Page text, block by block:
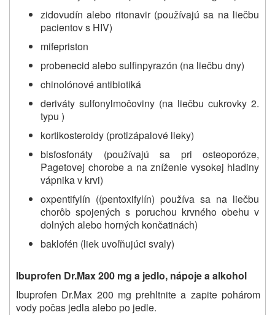
zidovudín alebo ritonavir (používajú sa na liečbu
pacientov s HIV)
mifepriston
probenecid alebo sulfinpyrazón (na liečbu dny)
chinolónové antibiotiká
deriváty sulfonylmočoviny (na liečbu cukrovky 2.
typu )
kortikosteroidy (protizápalové lieky)
bisfosfonáty (používajú sa pri osteoporóze,
Pagetovej chorobe a na zníženie vysokej hladiny
vápnika v krvi)
oxpentifylín ((pentoxifylín) používa sa na liečbu
chorôb spojených s poruchou krvného obehu v
dolných alebo horných končatinách)
baklofén (liek uvoľňujúci svaly)
Ibuprofen Dr.Max 200 mg a jedlo, nápoje a alkohol
Ibuprofen Dr.Max 200 mg prehltnite a zapite pohárom
vody počas jedla alebo po jedle.